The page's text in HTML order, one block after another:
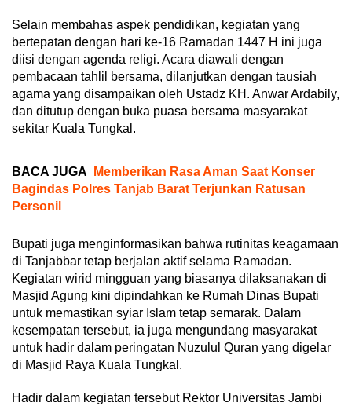
Selain membahas aspek pendidikan, kegiatan yang
bertepatan dengan hari ke-16 Ramadan 1447 H ini juga
diisi dengan agenda religi. Acara diawali dengan
pembacaan tahlil bersama, dilanjutkan dengan tausiah
agama yang disampaikan oleh Ustadz KH. Anwar Ardabily,
dan ditutup dengan buka puasa bersama masyarakat
sekitar Kuala Tungkal.
BACA JUGA
Memberikan Rasa Aman Saat Konser
Bagindas Polres Tanjab Barat Terjunkan Ratusan
Personil
Bupati juga menginformasikan bahwa rutinitas keagamaan
di Tanjabbar tetap berjalan aktif selama Ramadan.
Kegiatan wirid mingguan yang biasanya dilaksanakan di
Masjid Agung kini dipindahkan ke Rumah Dinas Bupati
untuk memastikan syiar Islam tetap semarak. Dalam
kesempatan tersebut, ia juga mengundang masyarakat
untuk hadir dalam peringatan Nuzulul Quran yang digelar
di Masjid Raya Kuala Tungkal.
Hadir dalam kegiatan tersebut Rektor Universitas Jambi